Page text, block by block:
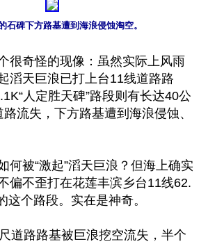
石碑下方路基遭到海浪侵蚀淘空。
很奇怪的现像：虽然实际上风雨
滔天巨浪已打上台11线道路路
人定胜天碑”路段则有长达40公
流失，下方路基遭到海浪侵蚀、
何被“激起”滔天巨浪？但海上确实
偏不歪打在花莲丰滨乡台11线62.
这个路段。实在是神奇。
道路路基被巨浪挖空流失，半个